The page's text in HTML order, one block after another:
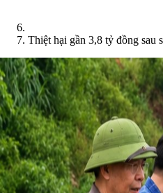
Thiệt hại gần 3,8 tỷ đồng sau